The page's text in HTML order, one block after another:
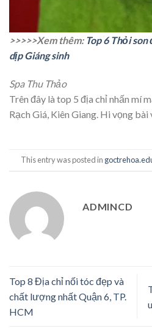
>>>>>Xem thêm: Top 6 Thỏi
dịp Giáng sinh
Spa Thu Thảo
Trên đây là top 5 địa chỉ nhấn mí
Rạch Giá, Kiên Giang. Hi vọng
This entry was posted in
ADMINCD
Top 8 Địa chỉ nối tóc đẹp và
chất lượng nhất Quận 6, TP.
HCM